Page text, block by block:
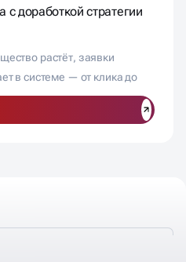
с доработкой стратегии
растёт, заявки
в системе — от клика до